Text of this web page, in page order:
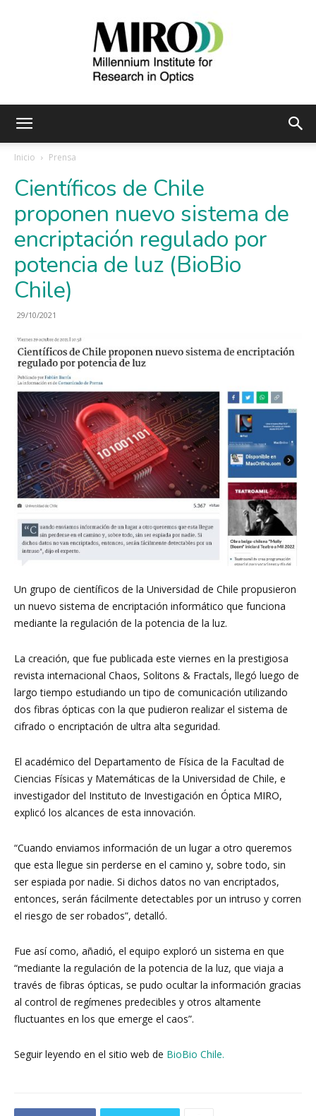
Milenio
de
en
Óptica,
Inicio Prensa
Científicos de Chile
proponen nuevo sistema de
encriptación regulado por
potencia de luz (BioBio
Chile)
29/10/2021
Un grupo de científicos de la Universidad de Chile propusieron
un nuevo sistema de encriptación informático que funciona
mediante la regulación de la potencia de la luz.
La creación, que fue publicada este viernes en la prestigiosa
revista internacional Chaos, Solitons & Fractals, llegó luego de
largo tiempo estudiando un tipo de comunicación utilizando
dos fibras ópticas con la que pudieron realizar el sistema de
cifrado o encriptación de ultra alta seguridad.
El académico del Departamento de Física de la Facultad de
Ciencias Físicas y Matemáticas de la Universidad de Chile, e
investigador del Instituto de Investigación en Óptica MIRO,
explicó los alcances de esta innovación.
“Cuando enviamos información de un lugar a otro queremos
que esta llegue sin perderse en el camino y, sobre todo, sin
ser espiada por nadie. Si dichos datos no van encriptados,
entonces, serán fácilmente detectables por un intruso y corren
el riesgo de ser robados”, detalló.
Fue así como, añadió, el equipo exploró un sistema en que
“mediante la regulación de la potencia de la luz, que viaja a
través de fibras ópticas, se pudo ocultar la información gracias
al control de regímenes predecibles y otros altamente
fluctuantes en los que emerge el caos”.
Seguir leyendo en el sitio web de BioBio Chile.